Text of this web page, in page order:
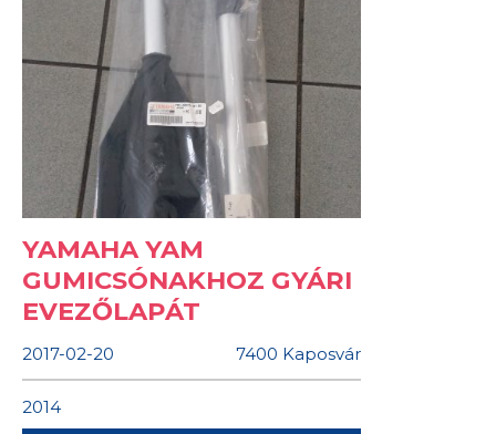
YAMAHA YAM
GUMICSÓNAKHOZ GYÁRI
EVEZŐLAPÁT
2017-02-20 7400 Kaposvár
2014